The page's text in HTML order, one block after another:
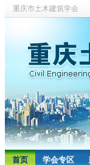
重庆市土木建筑学会
首页 学会专区